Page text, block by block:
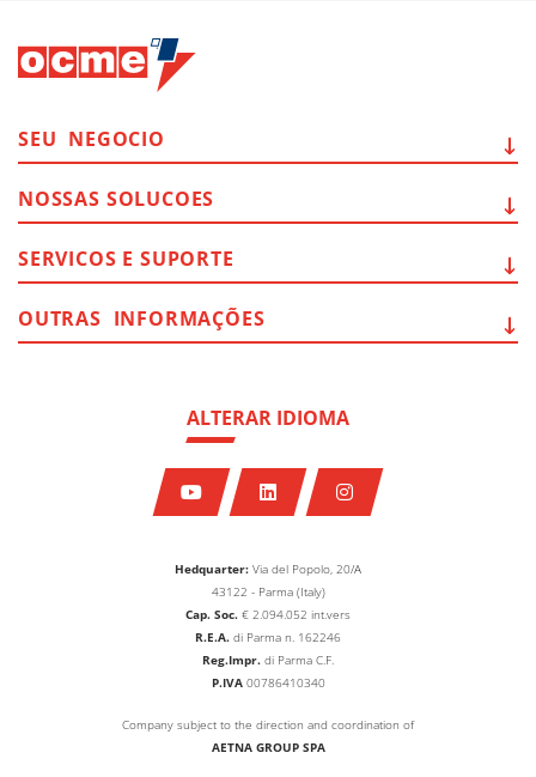
Hedquarter: Via del Popolo, 20/A
43122 - Parma (Italy)
Cap. Soc. € 2.094.052 int.vers
R.E.A. di Parma n. 162246
Reg.Impr. di Parma C.F.
P.IVA00786410340
Company subject to the direction and coordination of
AETNA GROUP SPA
ALTERAR IDIOMA
SEU NEGOCIO
NOSSAS SOLUCOES
SERVICOS E SUPORTE
OUTRAS INFORMAÇÕES